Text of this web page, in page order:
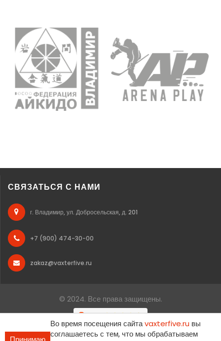
СВЯЗАТЬСЯ С НАМИ
г. Владимир, ул. Добросельская, д. 201
+7 (900) 474-30-00
zakaz@vaxterfive.ru
© 2024. Все права защищены.
Во время посещения сайтаvaxterfive.ru вы
соглашаетесь с тем, что мы обрабатываем